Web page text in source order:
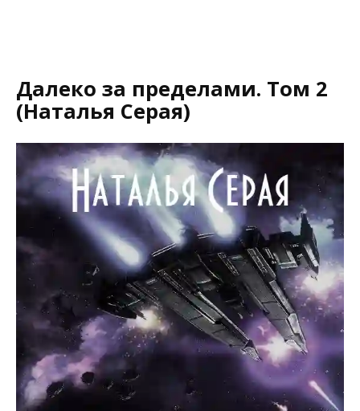
Далеко за пределами. Том 2
(Наталья Серая)